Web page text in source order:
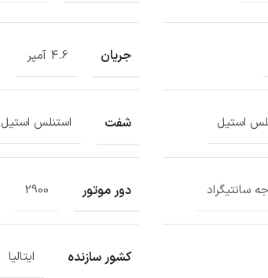
جریان 4.6 آمپر
استیل شفت استنلس استیل
دور موتور 2900
کشور سازنده ایتالیا